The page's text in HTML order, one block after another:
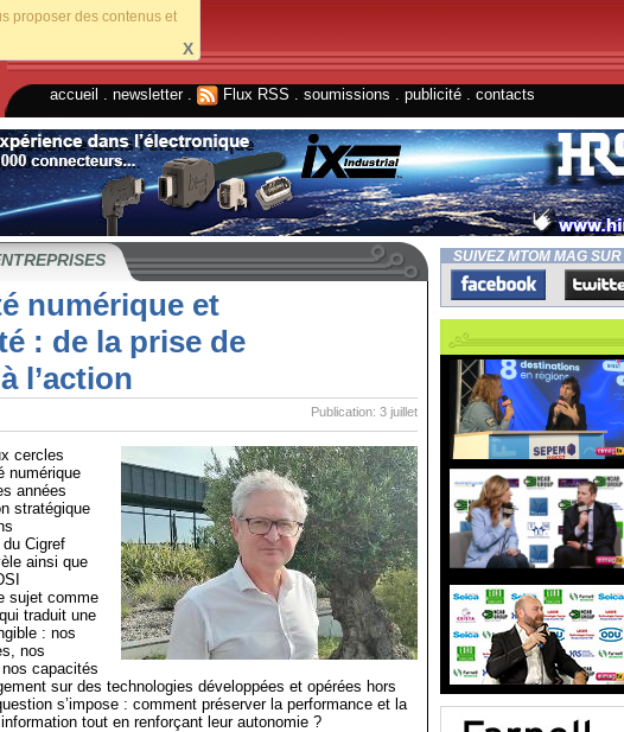
proposer des contenus et
X
accueil newsletter. Flux RSS soumissions publicité contacts
numérique et
: de la prise de
l’action
Publication: 3 juillet
cercles
numérique
années
stratégique
Cigref
ainsi que
sujet comme
traduit une
: nos
nos
capacités
sur des technologies développées et opérées hors
s’impose : comment préserver la performance et la
tout en renforçant leur autonomie ?
SUIVEZ MTOM MAG